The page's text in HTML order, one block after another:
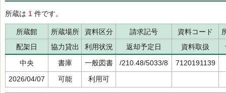
所蔵は 1 件です。
所蔵館 所蔵場所 資料区分 請求記号 資料コード
配架日
協力貸出 利用状況 返却予定日 資料取扱
中央
書庫 一般図書 /210.48/5033/8
7120191139
2026/04/07
可能 利用可